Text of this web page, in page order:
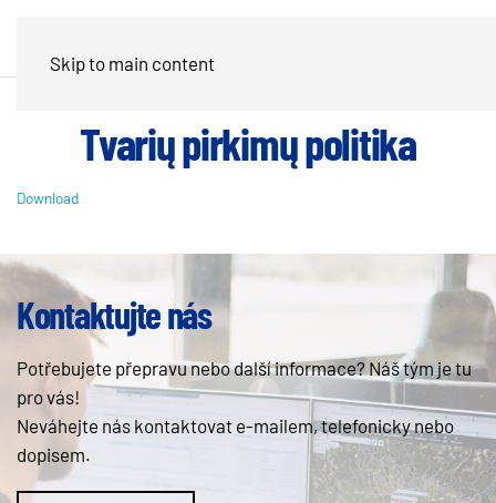
Skip to main content
Tvarių pirkimų politika
Download
Kontaktujte nás
Potřebujete přepravu nebo další informace? Náš tým je tu
pro vás!
Neváhejte nás kontaktovat e-mailem, telefonicky nebo
dopisem.